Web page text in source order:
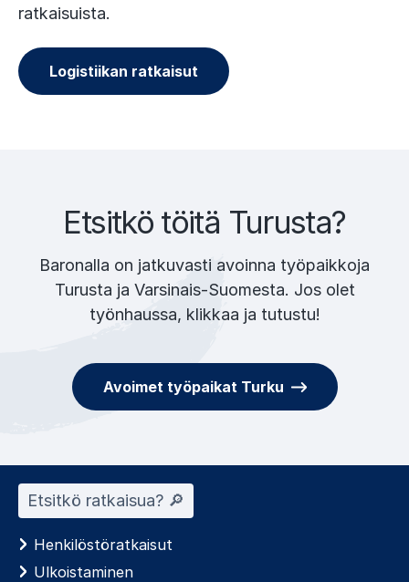
ratkaisuista.
Logistiikan ratkaisut
Etsitkö töitä Turusta?
Baronalla on jatkuvasti avoinna työpaikkoja
Turusta ja Varsinais-Suomesta. Jos olet
työnhaussa, klikkaa ja tutustu!
Avoimet työpaikat Turku
Etsitkö ratkaisua? 🔎︎
Henkilöstöratkaisut
Ulkoistaminen